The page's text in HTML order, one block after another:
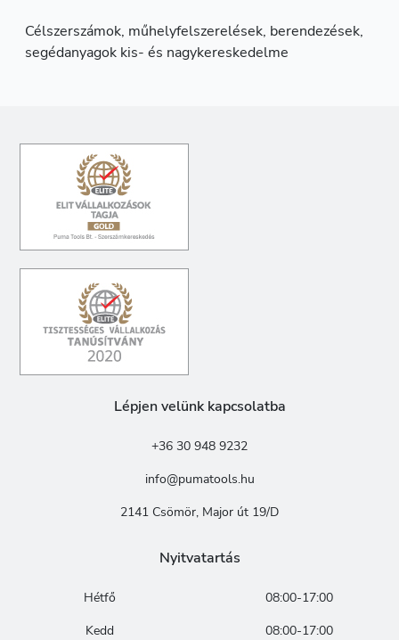
Célszerszámok, műhelyfelszerelések, berendezések,
segédanyagok kis- és nagykereskedelme
Lépjen velünk kapcsolatba
+36 30 948 9232
info@pumatools.hu
2141 Csömör, Major út 19/D
Nyitvatartás
Hétfő
08:00-17:00
Kedd
08:00-17:00